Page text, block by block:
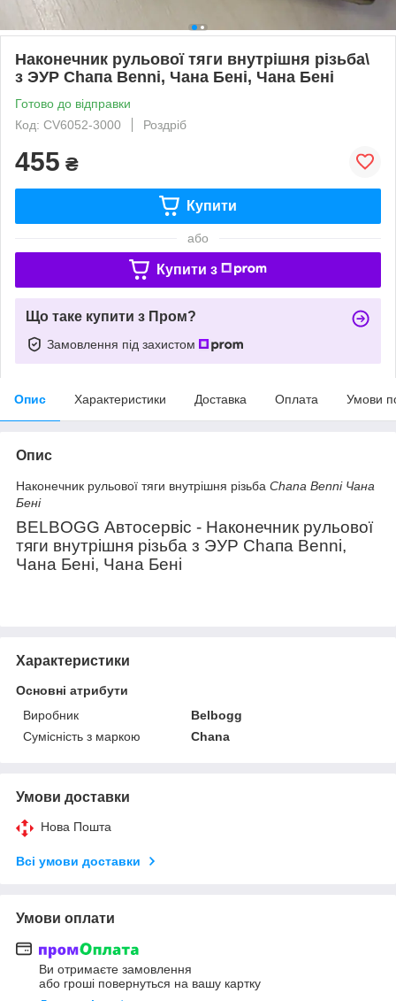
Наконечник рульової тяги внутрішня різьба\
з ЭУР Сһапа Benni, Чана Бені, Чана Бені
Готово до відправки
Код: CV6052-3000
Роздріб
455 ₴
Купити
або
Купити з
Що таке купити з Пром?
Замовлення під захистом
Опис Характеристики Доставка Оплата Умови
Опис
Наконечник рульової тяги внутрішня різьба Chana BenniЧана
Бені
BELBOGG Автосервіс - Наконечник рульової
тяги внутрішня різьба з ЭУР Сһапа Benni,
Чана Бені, Чана Бені
Характеристики
Основні атрибути
Виробник
Belbogg
Сумісність з маркою
Chana
Умови доставки
Нова Пошта
Всі умови доставки
Умови оплати
Ви отримаєте замовлення
або гроші повернуться на вашу картку